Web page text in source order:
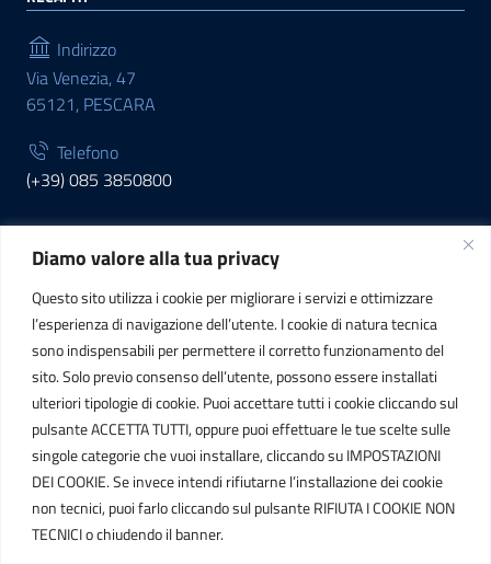
Diamo valore alla tua privacy
Questo sito utilizza i cookie per migliorare i servizi e ottimizzare
l’esperienza di navigazione dell’utente. I cookie di natura tecnica
sono indispensabili per permettere il corretto funzionamento del
sito. Solo previo consenso dell’utente, possono essere installati
ulteriori tipologie di cookie. Puoi accettare tutti i cookie cliccando sul
pulsante ACCETTA TUTTI, oppure puoi effettuare le tue scelte sulle
singole categorie che vuoi installare, cliccando su IMPOSTAZIONI
DEI COOKIE. Se invece intendi rifiutarne l’installazione dei cookie
non tecnici, puoi farlo cliccando sul pulsante RIFIUTA I COOKIE NON
TECNICI o chiudendo il banner.
Indirizzo
Via Venezia, 47
65121, PESCARA
Telefono
(+39) 085 3850800
INFORMAZIONI
C.F. / P.IVA
IT01807790686
POSTA ELETTRONICA
PEC
protocollo.sogetspa@pec.it